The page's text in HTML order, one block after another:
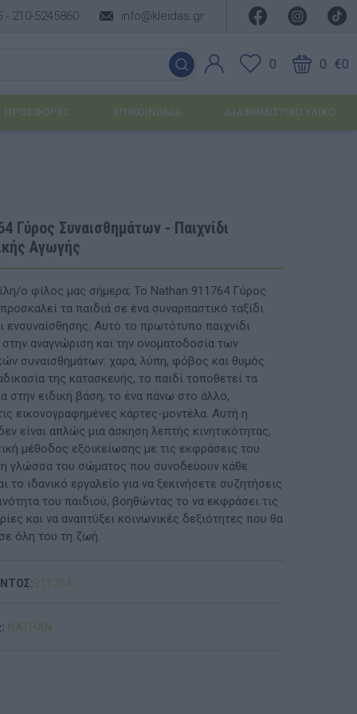
- 210-5245860 info@kleidas.gr
0 0 €0
Ιδέες για τις Απόκριες
Ιδέες για το Πάσχα
Καλοκαιρινές Επιλογές
ΙΔΈΕΣ ΓΙΑ ΒΆΠΤΙΣΗ
ΠΡΟΤΆΣΕΙΣ ΈΩΣ 20€
ΑΝΑΜΝΗΣΤΙΚΆ ΚΑΙ ΒΙΒΛΊΑ/ΈΝΤΥΠΑ ΣΧΟΛΙΚΏΝ
ΕΠΙΤΡΟΠΏΝ & ΣΧΟΛΙΚΏΝ ΜΟΝΆΔΩΝ
Έντυπα-Βιβλία Παιδικών Σταθμων
Έντυπα-Βιβλία Νηπιαγωγείων
Έντυπα-Βιβλία Δημοτικών
Έντυπα-Βιβλία Γυμνασίων
ΠΡΟΣΦΟΡΈΣ ΕΠΙΚΟΙΝΩΝΊΑ ΔΙΑΦΗΜΙΣΤΙΚΟ ΥΛΙΚΟ
Γύρος Συναισθημάτων - Παιχνίδι
Αγωγής
ο φίλος μας σήμερα; Το Nathan 911764 Γύρος
τα παιδιά σε ένα συναρπαστικό ταξίδι
ενσυναίσθησης. Αυτό το πρωτότυπο παιχνίδι
στην αναγνώριση και την ονοματοδοσία των
συναισθημάτων: χαρά, λύπη, φόβος και θυμός.
της κατασκευής, το παιδί τοποθετεί τα
στην ειδική βάση, το ένα πάνω στο άλλο,
εικονογραφημένες κάρτες-μοντέλα. Αυτή η
είναι απλώς μια άσκηση λεπτής κινητικότητας,
μέθοδος εξοικείωσης με τις εκφράσεις του
γλώσσα του σώματος που συνοδεύουν κάθε
το ιδανικό εργαλείο για να ξεκινήσετε συζητήσεις
του παιδιού, βοηθώντας το να εκφράσει τις
και να αναπτύξει κοινωνικές δεξιότητες που θα
όλη του τη ζωή.
911764
NATHAN